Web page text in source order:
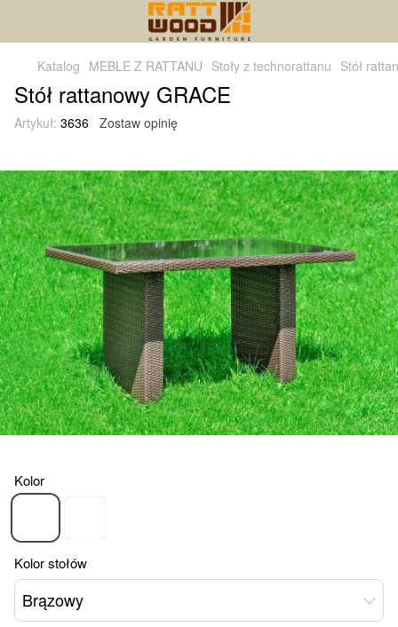
Katalog MEBLE Z RATTANU Stoły z technorattanu Stół
Stół rattanowy GRACE
Artykuł: 3636 Zostaw opinię
Kolor
Kolor stołów
Brązowy